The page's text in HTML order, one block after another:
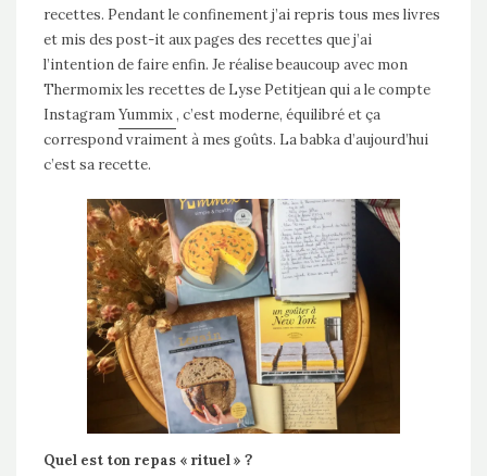
recettes. Pendant le confinement j’ai repris tous mes livres
et mis des post-it aux pages des recettes que j’ai
l’intention de faire enfin. Je réalise beaucoup avec mon
Thermomix les recettes de Lyse Petitjean qui a le compte
InstagramYummix, c’est moderne, équilibré et ça
correspond vraiment à mes goûts. La babka d’aujourd’hui
c’est sa recette.
Quel est ton repas « rituel » ?